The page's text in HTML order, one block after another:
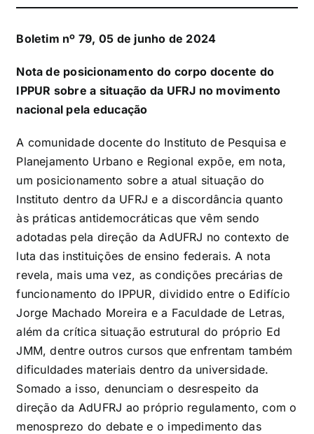
Boletim nº 79, 05 de junho de 2024
Nota de posicionamento do corpo docente do
IPPUR sobre a situação da UFRJ no movimento
nacional pela educação
A comunidade docente do Instituto de Pesquisa e
Planejamento Urbano e Regional expõe, em nota,
um posicionamento sobre a atual situação do
Instituto dentro da UFRJ e a discordância quanto
às práticas antidemocráticas que vêm sendo
adotadas pela direção da AdUFRJ no contexto de
luta das instituições de ensino federais. A nota
revela, mais uma vez, as condições precárias de
funcionamento do IPPUR, dividido entre o Edifício
Jorge Machado Moreira e a Faculdade de Letras,
além da crítica situação estrutural do próprio Ed
JMM, dentre outros cursos que enfrentam também
dificuldades materiais dentro da universidade.
Somado a isso, denunciam o desrespeito da
direção da AdUFRJ ao próprio regulamento, com o
menosprezo do debate e o impedimento das